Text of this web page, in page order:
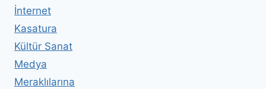
İnternet
Kasatura
Kültür Sanat
Medya
Meraklılarına